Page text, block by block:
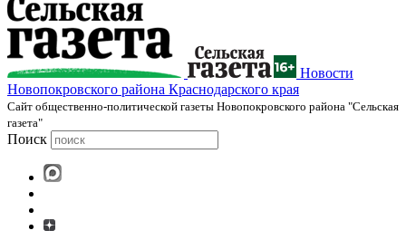
Новости
Новопокровского района Краснодарского края
Cайт общественно-политической газеты Новопокровского района "Сельская
газета"
Поиск